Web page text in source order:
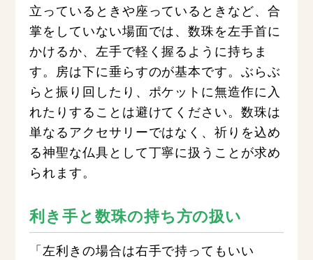
立っているときや座っているときなど、合
掌をしていない場面では、数珠を左手首に
かけるか、左手で軽く握るように持ちま
す。房は下に垂らすのが基本です。ぶらぶ
らと振り回したり、ポケットに無造作に入
れたりすることは避けてください。数珠は
単なるアクセサリーではなく、祈りを込め
る神聖な仏具として丁寧に扱うことが求め
られます。
利き手と数珠の持ち方の扱い
「左利きの場合は右手で持ってもいい